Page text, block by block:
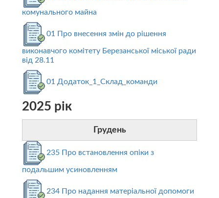
комунального майна
01 Про внесення змін до рішення
виконавчого комітету Березанської міської ради
від 28.11
01 Додаток_1_Склад_команди
2025 рік
Грудень
235 Про встановлення опіки з
подальшим усиновленням
234 Про надання матеріальної допомоги